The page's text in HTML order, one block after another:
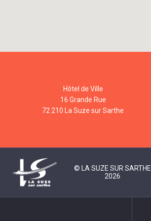
Hôtel de Ville
16 Grande Rue
72 210 La Suze sur Sarthe
© LA SUZE SUR SARTHE
2026